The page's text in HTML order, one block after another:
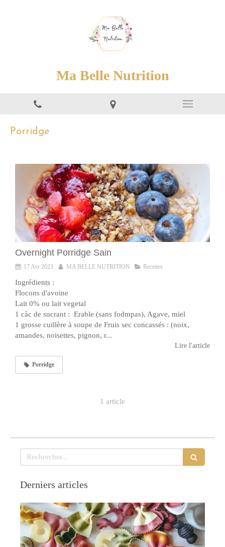
Ma Belle Nutrition
Porridge
Overnight Porridge Sain
17 Avr 2023 MA BELLE NUTRITION Recettes
Ingrédients :
Flocons d'avoine
Lait 0% ou lait vegetal
1 càc de sucrant : Erable (sans fodmpas), Agave, miel
1 grosse cuillère à soupe de Fruis sec concassés : (noix,
amandes, noisettes, pignon, r...
Lire l'article
Porridge
1 article
Rechercher
Derniers articles